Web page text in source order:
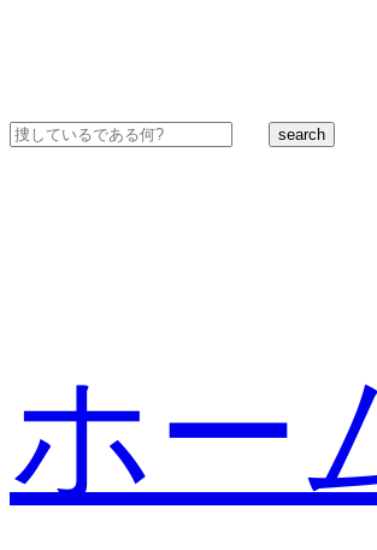
search
ホー